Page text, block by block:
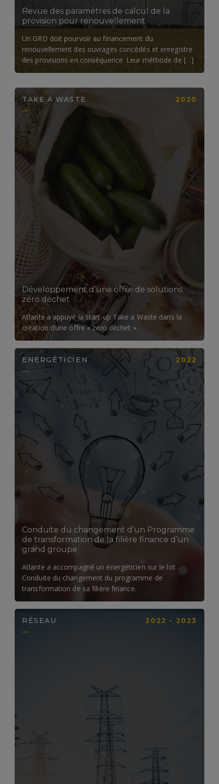
Revue des paramètres de calcul de la
provision pour renouvellement
Un GRD doit pourvoir au financement du
renouvellement des ouvrages concédés et enregistre
des provisions en conséquence. Leur méthode de […]
TAKE A WASTE 2020
Développement d’une offre de solutions
zéro déchet
Atlante a appuyé la start-up Take a Waste dans la
création d’une offre « zéro déchet ».
ENERGÉTICIEN 2022
Conduite du changement d’un Programme
de transformation de la filière finance d’un
grand groupe
Atlante a accompagné un énergéticien sur le lot
Conduite du changement du programme de
transformation de sa filière finance.
RÉSEAU 2022 - 2023
LIRE LA SUITE